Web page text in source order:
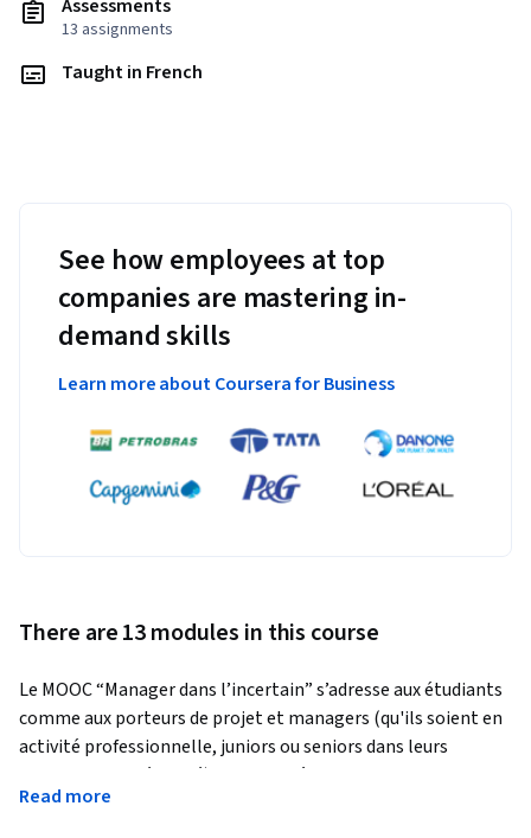
Assessments
13 assignments
Taught in French
See how employees at top
companies are mastering in-
demand skills
Learn more about Coursera for Business
There are 13 modules in this course
Le MOOC “Manager dans l’incertain” s’adresse aux étudiants
comme aux porteurs de projet et managers (qu'ils soient en
activité professionnelle, juniors ou seniors dans leurs
domaines de spécialité) mais aussi à tout acteur du monde de
l'entreprise susceptible de prendre des décisions dans un
Read more